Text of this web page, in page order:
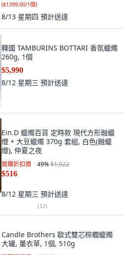
($1399.00/1個)
8/13 星期四 預計送達
韓國 TAMBURINS BOTTARI 香氛蠟燭
260g, 1個
$5,990
8/12 星期三 預計送達
Ein.D 蠟燭百貨 定時款 現代方形融蠟
燈 + 大豆蠟燭 370g 套組, 白色(融蠟
燈), 仲夏之夜
首購折扣價 49%$1,022
$516
8/12 星期三 預計送達
(12)
Candle Brothers 歐式雙芯棕櫚蠟燭
大罐, 薰衣草, 1個, 510g